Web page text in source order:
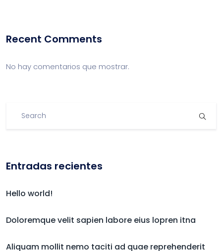
Recent Comments
No hay comentarios que mostrar.
Entradas recientes
Hello world!
Doloremque velit sapien labore eius lopren itna
Aliquam mollit nemo taciti ad quae reprehenderit